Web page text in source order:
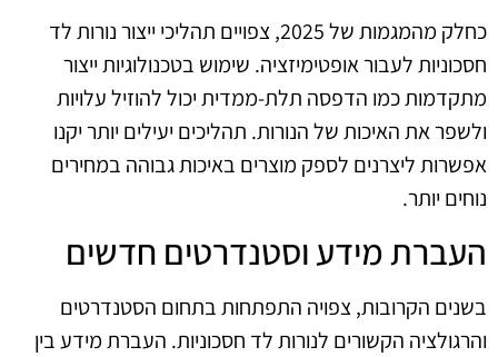
כחלק מהמגמות של 2025, צפויים תהליכי ייצור נורות לד
חסכוניות לעבור אופטימיזציה. שימוש בטכנולוגיות ייצור
מתקדמות כמו הדפסה תלת-ממדית יכול להוזיל עלויות
ולשפר את האיכות של הנורות. תהליכים יעילים יותר יקנו
אפשרות ליצרנים לספק מוצרים באיכות גבוהה במחירים
נוחים יותר.
העברת מידע וסטנדרטים חדשים
בשנים הקרובות, צפויה התפתחות בתחום הסטנדרטים
והרגולציה הקשורים לנורות לד חסכוניות. העברת מידע בין